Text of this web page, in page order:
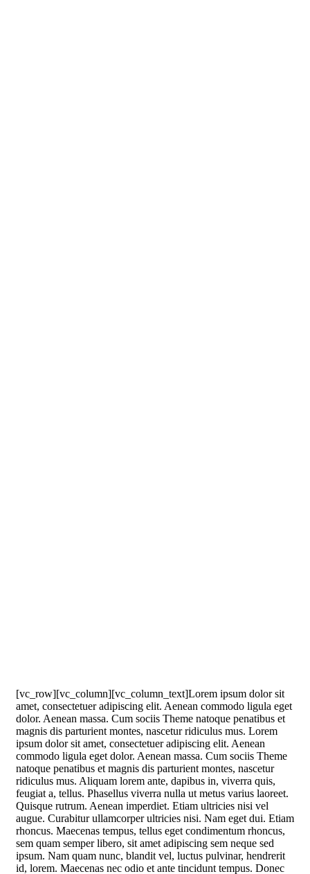
[vc_row][vc_column][vc_column_text]Lorem ipsum dolor sit
amet, consectetuer adipiscing elit. Aenean commodo ligula eget
dolor. Aenean massa. Cum sociis Theme natoque penatibus et
magnis dis parturient montes, nascetur ridiculus mus. Lorem
ipsum dolor sit amet, consectetuer adipiscing elit. Aenean
commodo ligula eget dolor. Aenean massa. Cum sociis Theme
natoque penatibus et magnis dis parturient montes, nascetur
ridiculus mus. Aliquam lorem ante, dapibus in, viverra quis,
feugiat a, tellus. Phasellus viverra nulla ut metus varius laoreet.
Quisque rutrum. Aenean imperdiet. Etiam ultricies nisi vel
augue. Curabitur ullamcorper ultricies nisi. Nam eget dui. Etiam
rhoncus. Maecenas tempus, tellus eget condimentum rhoncus,
sem quam semper libero, sit amet adipiscing sem neque sed
ipsum. Nam quam nunc, blandit vel, luctus pulvinar, hendrerit
id, lorem. Maecenas nec odio et ante tincidunt tempus. Donec